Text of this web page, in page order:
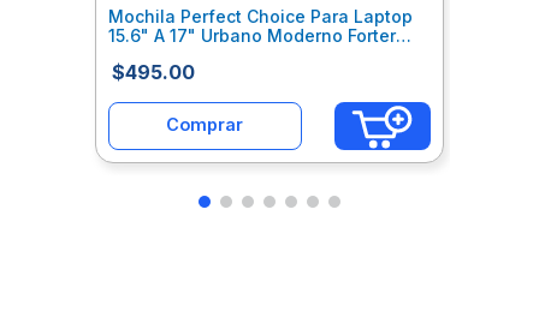
Mochila Perfect Choice Para Laptop
15.6" A 17" Urbano Moderno Forter
$495.00
Comprar